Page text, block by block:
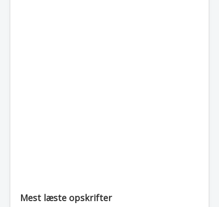
Mest læste opskrifter